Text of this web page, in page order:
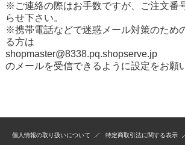
※ご連絡の際はお手数ですが、ご注文番
らせ下さい。
※携帯電話などで迷惑メール対策のため
る方は
shopmaster@8338.pq.shopserve.jp
のメールを受信できるように設定をお願
個人情報の取り扱いについて 特定商取引法に関する表示